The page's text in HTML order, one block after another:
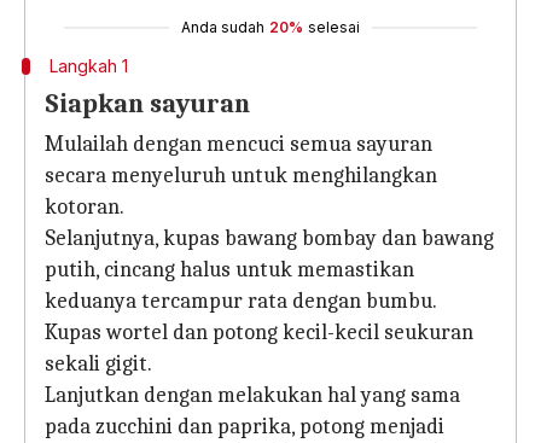
Anda sudah 20% selesai
Langkah 1
Siapkan sayuran
Mulailah dengan mencuci semua sayuran
secara menyeluruh untuk menghilangkan
kotoran.
Selanjutnya, kupas bawang bombay dan bawang
putih, cincang halus untuk memastikan
keduanya tercampur rata dengan bumbu.
Kupas wortel dan potong kecil-kecil seukuran
sekali gigit.
Lanjutkan dengan melakukan hal yang sama
pada zucchini dan paprika, potong menjadi